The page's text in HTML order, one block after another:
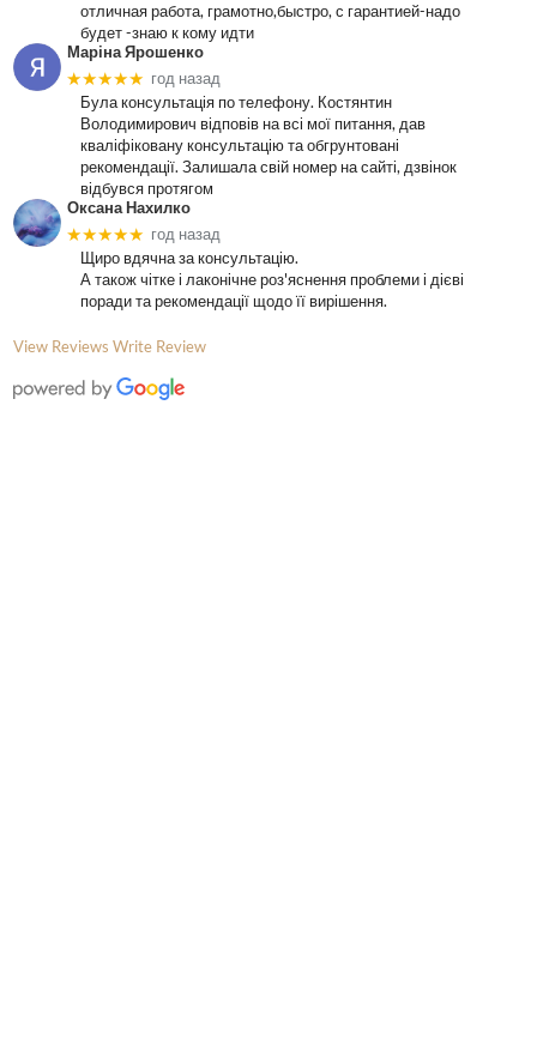
отличная работа, грамотно,быстро, с гарантией-надо
будет -знаю к кому идти
Маріна Ярошенко
★★★★★ год назад
Була консультація по телефону. Костянтин
Володимирович відповів на всі мої питання, дав
кваліфіковану консультацію та обгрунтовані
рекомендації. Залишала свій номер на сайті, дзвінок
відбувся протягом
Оксана Нахилко
★★★★★ год назад
Щиро вдячна за консультацію.
А також чітке і лаконічне роз'яснення проблеми і дієві
поради та рекомендації щодо її вирішення.
View Reviews Write Review